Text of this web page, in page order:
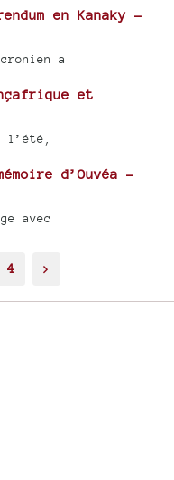
en Kanaky -
a
et
l’été,
d’Ouvéa -
avec
4 >